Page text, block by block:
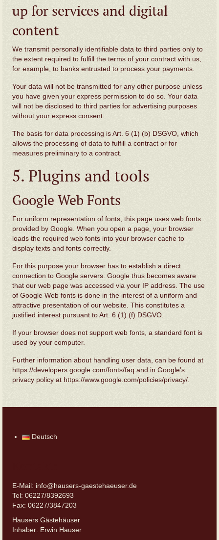
up for services and digital
content
We transmit personally identifiable data to third parties only to
the extent required to fulfill the terms of your contract with us,
for example, to banks entrusted to process your payments.
Your data will not be transmitted for any other purpose unless
you have given your express permission to do so. Your data
will not be disclosed to third parties for advertising purposes
without your express consent.
The basis for data processing is Art. 6 (1) (b) DSGVO, which
allows the processing of data to fulfill a contract or for
measures preliminary to a contract.
5. Plugins and tools
Google Web Fonts
For uniform representation of fonts, this page uses web fonts
provided by Google. When you open a page, your browser
loads the required web fonts into your browser cache to
display texts and fonts correctly.
For this purpose your browser has to establish a direct
connection to Google servers. Google thus becomes aware
that our web page was accessed via your IP address. The use
of Google Web fonts is done in the interest of a uniform and
attractive presentation of our website. This constitutes a
justified interest pursuant to Art. 6 (1) (f) DSGVO.
If your browser does not support web fonts, a standard font is
used by your computer.
Further information about handling user data, can be found at
https://developers.google.com/fonts/faq and in Google’s
privacy policy at https://www.google.com/policies/privacy/.
Deutsch
E-Mail: info@hausers-gaestehaeuser.de
Tel: 06227/8392693
Fax: 06227/3847203
Hausers Gästehäuser
Inhaber: Erwin Hauser